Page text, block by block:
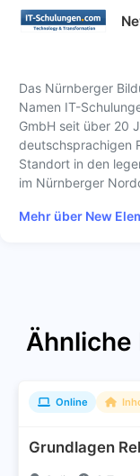
Das Nürnberger
Namen IT-
GmbH seit über 20
deutschsprachigen
Standort in den
im Nürnberger
Mehr über New
Ähnliche
Online
Grundlagen